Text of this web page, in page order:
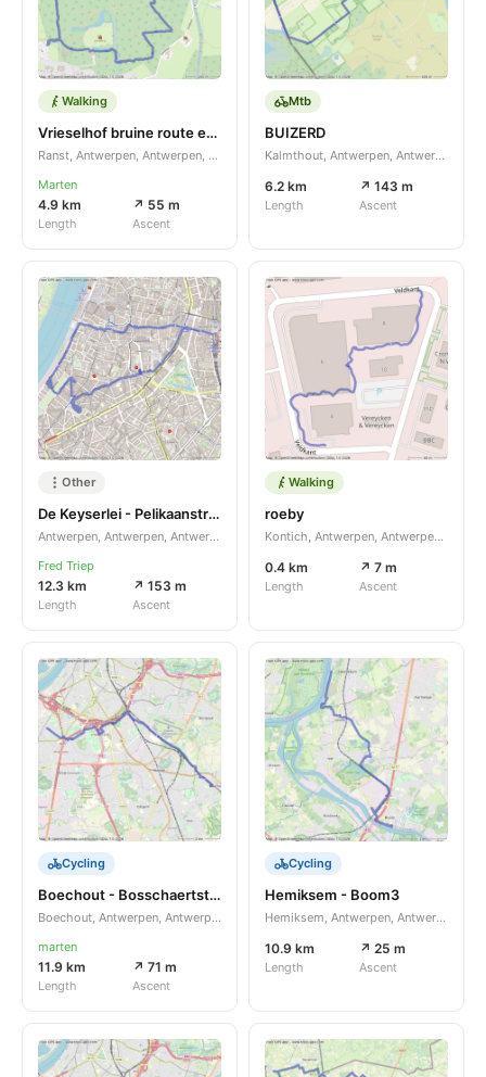
Walking
Vrieselhof bruine route en fort
Ranst, Antwerpen, Antwerpen, BE
Marten
4.9 km
Length
↗ 55 m
Ascent
Mtb
BUIZERD
Kalmthout, Antwerpen, Antwerpen, BE
6.2 km
Length
↗ 143 m
Ascent
Other
De Keyserlei - Pelikaanstraat
Antwerpen, Antwerpen, Antwerpen, BE
Fred Triep
12.3 km
Length
↗ 153 m
Ascent
Walking
roeby
Kontich, Antwerpen, Antwerpen, BE
0.4 km
Length
↗ 7 m
Ascent
Cycling
Boechout - Bosschaertstraat
Boechout, Antwerpen, Antwerpen, BE
marten
11.9 km
Length
↗ 71 m
Ascent
Cycling
Hemiksem - Boom3
Hemiksem, Antwerpen, Antwerpen, BE
10.9 km
Length
↗ 25 m
Ascent